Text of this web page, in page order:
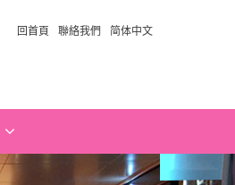
回首頁 聯絡我們 简体中文